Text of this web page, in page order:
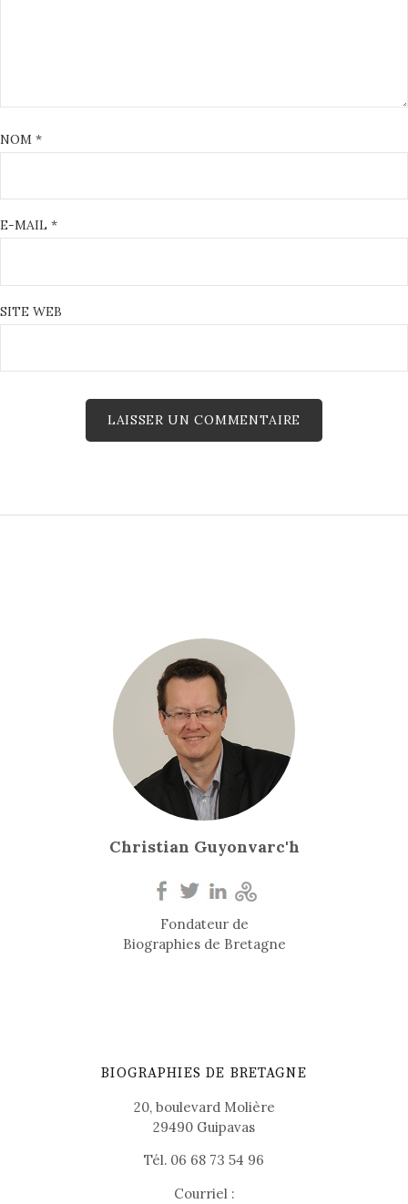
NOM *
E-MAIL *
SITE WEB
Christian Guyonvarc'h
Fondateur de
Biographies de Bretagne
BIOGRAPHIES DE BRETAGNE
20, boulevard Molière
29490 Guipavas
Tél. 06 68 73 54 96
Courriel :